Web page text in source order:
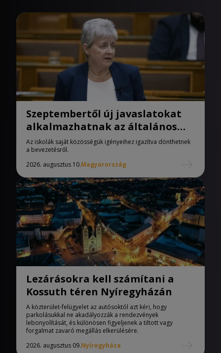
Szeptembertől új javaslatokat
alkalmazhatnak az általános
iskolák
Az iskolák saját közösségük igényeihez igazítva dönthetnek
a bevezetésről.
2026. augusztus 10.Magyarország
Lezárásokra kell számítani a
Kossuth téren Nyíregyházán
A közterület-felügyelet az autósoktól azt kéri, hogy
parkolásukkal ne akadályozzák a rendezvények
lebonyolítását, és különösen figyeljenek a tiltott vagy
forgalmat zavaró megállás elkerülésére.
2026. augusztus 09.Nyíregyháza